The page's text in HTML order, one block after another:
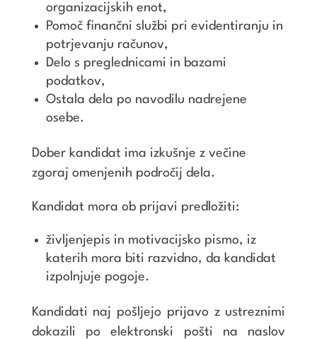
organizacijskih enot,
Pomoč finančni službi pri evidentiranju in
potrjevanju računov,
Delo s preglednicami in bazami
podatkov,
Ostala dela po navodilu nadrejene
osebe.
Dober kandidat ima izkušnje z večine
zgoraj omenjenih področij dela.
Kandidat mora ob prijavi predložiti:
življenjepis in motivacijsko pismo, iz
katerih mora biti razvidno, da kandidat
izpolnjuje pogoje.
Kandidati naj pošljejo prijavo z ustreznimi
dokazili po elektronski pošti na naslov